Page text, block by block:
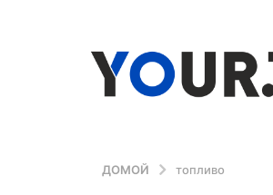
ДОМОЙ топливо